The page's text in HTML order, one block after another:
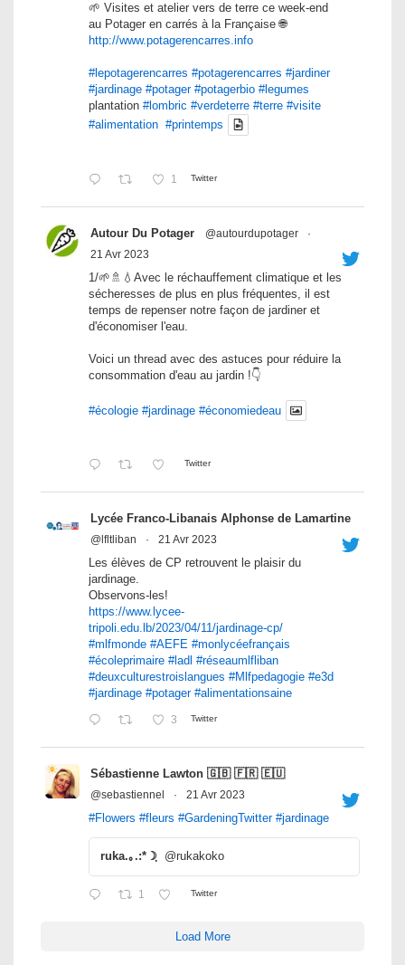
🌱 Visites et atelier vers de terre ce week-end
au Potager en carrés à la Française 🌐
http://www.potagerencarres.info
#lepotagerencarres #potagerencarres #jardiner
#jardinage #potager #potagerbio #legumes
plantation #lombric #verdeterre #terre #visite
#alimentation #printemps
1 Twitter
Autour Du Potager @autourdupotager
·
21 Avr 2023
1/🌱🚿💧Avec le réchauffement climatique et les
sécheresses de plus en plus fréquentes, il est
temps de repenser notre façon de jardiner et
d'économiser l'eau.
Voici un thread avec des astuces pour réduire la
consommation d'eau au jardin !👇
#écologie #jardinage #économiedeau
Twitter
Lycée Franco-Libanais Alphonse de Lamartine
@lfltliban · 21 Avr 2023
Les élèves de CP retrouvent le plaisir du
jardinage.
Observons-les!
https://www.lycee-
tripoli.edu.lb/2023/04/11/jardinage-cp/
#mlfmonde #AEFE #monlycéefrançais
#écoleprimaire #ladl #réseaumlfliban
#deuxculturestroislangues #Mlfpedagogie #e3d
#jardinage #potager #alimentationsaine
3 Twitter
Sébastienne Lawton 🇬🇧 🇫🇷 🇪🇺
@sebastiennel · 21 Avr 2023
#Flowers #fleurs #GardeningTwitter #jardinage
ruka.｡.:*☽ฺ @rukakoko
1 Twitter
Load More